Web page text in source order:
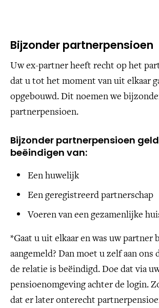
Bijzonder partnerpensioen
Uw ex-partner heeft recht op het
dat u tot het moment van uit elkaar
opgebouwd. Dit noemen we
partnerpensioen.
Bijzonder partnerpensioen
beëindigen van:
Een huwelijk
Een geregistreerd partnerschap
Voeren van een gezamenlijke
*Gaat u uit elkaar en was uw partner
aangemeld? Dan moet u zelf aan ons
de relatie is beëindigd. Doe dat via
pensioenomgeving achter de login.
dat er later onterecht